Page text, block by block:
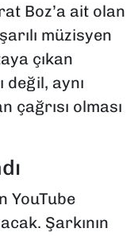
Boz’a ait olan
müzisyen
çıkan
değil, aynı
çağrısı olması
YouTube
Şarkının